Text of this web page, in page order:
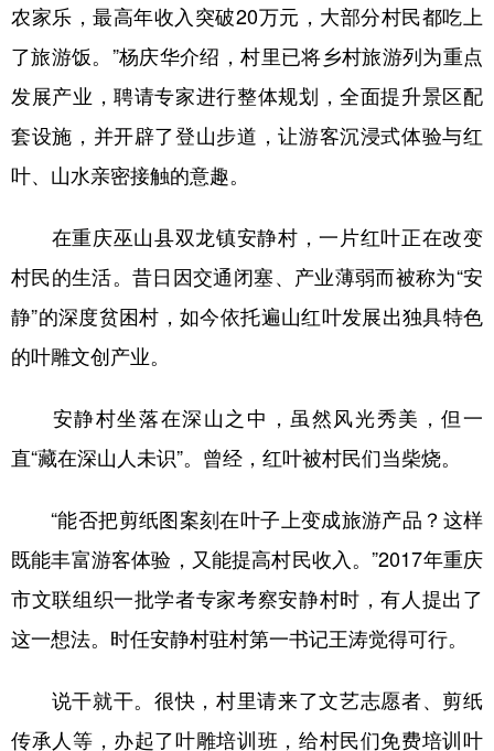
农家乐，最高年收入突破20万元，大部分村民都吃上
了旅游饭。”杨庆华介绍，村里已将乡村旅游列为重点
发展产业，聘请专家进行整体规划，全面提升景区配
套设施，并开辟了登山步道，让游客沉浸式体验与红
叶、山水亲密接触的意趣。
在重庆巫山县双龙镇安静村，一片红叶正在改变
村民的生活。昔日因交通闭塞、产业薄弱而被称为“安
静”的深度贫困村，如今依托遍山红叶发展出独具特色
的叶雕文创产业。
安静村坐落在深山之中，虽然风光秀美，但一
直“藏在深山人未识”。曾经，红叶被村民们当柴烧。
“能否把剪纸图案刻在叶子上变成旅游产品？这样
既能丰富游客体验，又能提高村民收入。”2017年重庆
市文联组织一批学者专家考察安静村时，有人提出了
这一想法。时任安静村驻村第一书记王涛觉得可行。
说干就干。很快，村里请来了文艺志愿者、剪纸
传承人等，办起了叶雕培训班，给村民们免费培训叶